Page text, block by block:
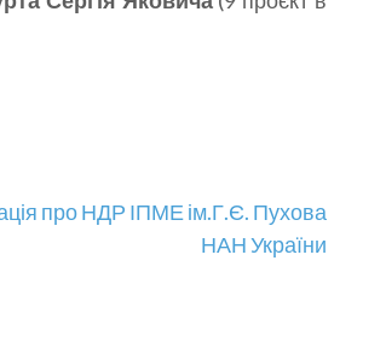
про НДР ІПМЕ ім.Г.Є. Пухова
НАН України